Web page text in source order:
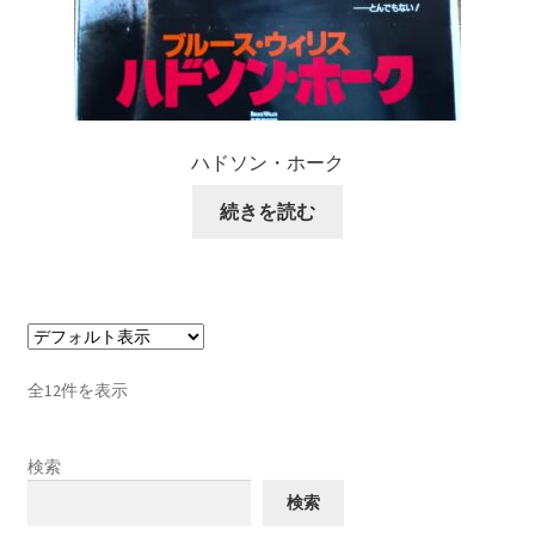
ハドソン・ホーク
続きを読む
全12件を表示
検索
検索